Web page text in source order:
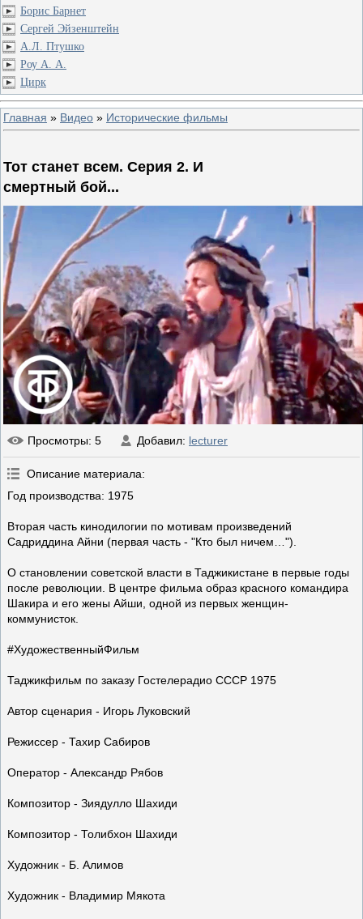
Борис Барнет
Сергей Эйзенштейн
А.Л. Птушко
Роу А. А.
Цирк
Главная » Видео » Исторические фильмы
Тот станет всем. Серия 2. И
смертный бой...
Просмотры: 5 Добавил: lecturer
Описание материала:
Год производства: 1975
Вторая часть кинодилогии по мотивам произведений
Садриддина Айни (первая часть - "Кто был ничем…").
О становлении советской власти в Таджикистане в первые годы
после революции. В центре фильма образ красного командира
Шакира и его жены Айши, одной из первых женщин-
коммунисток.
#ХудожественныйФильм​
Таджикфильм по заказу Гостелерадио СССР 1975
Автор сценария - Игорь Луковский
Режиссер - Тахир Сабиров
Оператор - Александр Рябов
Композитор - Зиядулло Шахиди
Композитор - Толибхон Шахиди
Художник - Б. Алимов
Художник - Владимир Мякота